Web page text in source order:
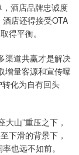
酒店品牌忠诚度
店还得接受OTA
得平衡。
渠道共赢才是解决
增量客源和宣传曝
化为自有回头
山”重压之下，
下滑的背景下，
也远不如前。